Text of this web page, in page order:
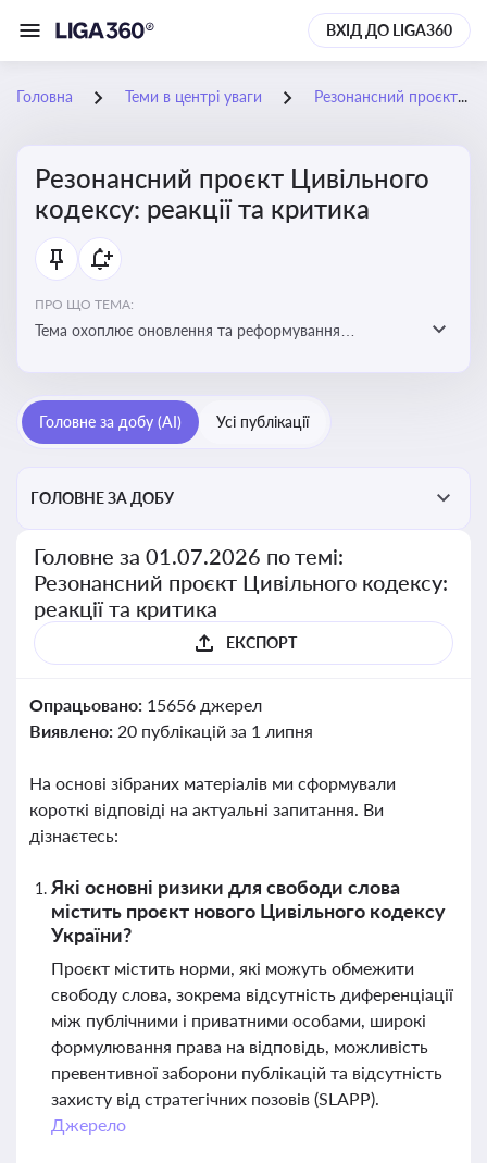
ВХІД ДО LIGA360
Головна Теми в центрі уваги Резонансний проєкт Цивільного кодексу: реакції та критика
Резонансний проєкт Цивільного
кодексу: реакції та критика
ПРО ЩО ТЕМА:
Тема охоплює оновлення та реформування
договірних відносин та правового статусу учасників
цивільних правовідносин
Головне за добу (AI) Усі публікації
ГОЛОВНЕ ЗА ДОБУ
Головне за 01.07.2026 по темі:
Резонансний проєкт Цивільного кодексу:
реакції та критика
ЕКСПОРТ
Опрацьовано: 15656 джерел
Виявлено: 20 публікацій за 1 липня
На основі зібраних матеріалів ми сформували
короткі відповіді на актуальні запитання. Ви
дізнаєтесь:
Які основні ризики для свободи слова
містить проєкт нового Цивільного кодексу
України?
Проєкт містить норми, які можуть обмежити
свободу слова, зокрема відсутність диференціації
між публічними і приватними особами, широкі
формулювання права на відповідь, можливість
превентивної заборони публікацій та відсутність
захисту від стратегічних позовів (SLAPP).
Джерело